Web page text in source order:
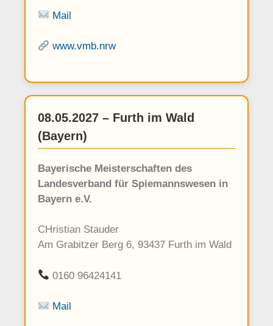
Mail
www.vmb.nrw
08.05.2027 – Furth im Wald
(Bayern)
Bayerische Meisterschaften des
Landesverband für Spiemannswesen in
Bayern e.V.
CHristian Stauder
Am Grabitzer Berg 6, 93437 Furth im Wald
0160 96424141
Mail